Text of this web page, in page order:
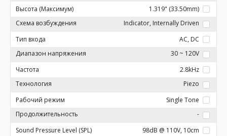
Высота (Максимум)
1.319" (33.50mm)
Схема возбуждения
Indicator, Internally Driven
Тип входа
AC, DC
Диапазон напряжения
30 ~ 120V
Частота
2.8kHz
Технология
Piezo
Рабочий режим
Single Tone
Продолжительность
-
Sound Pressure Level (SPL)
98dB @ 110V, 10cm